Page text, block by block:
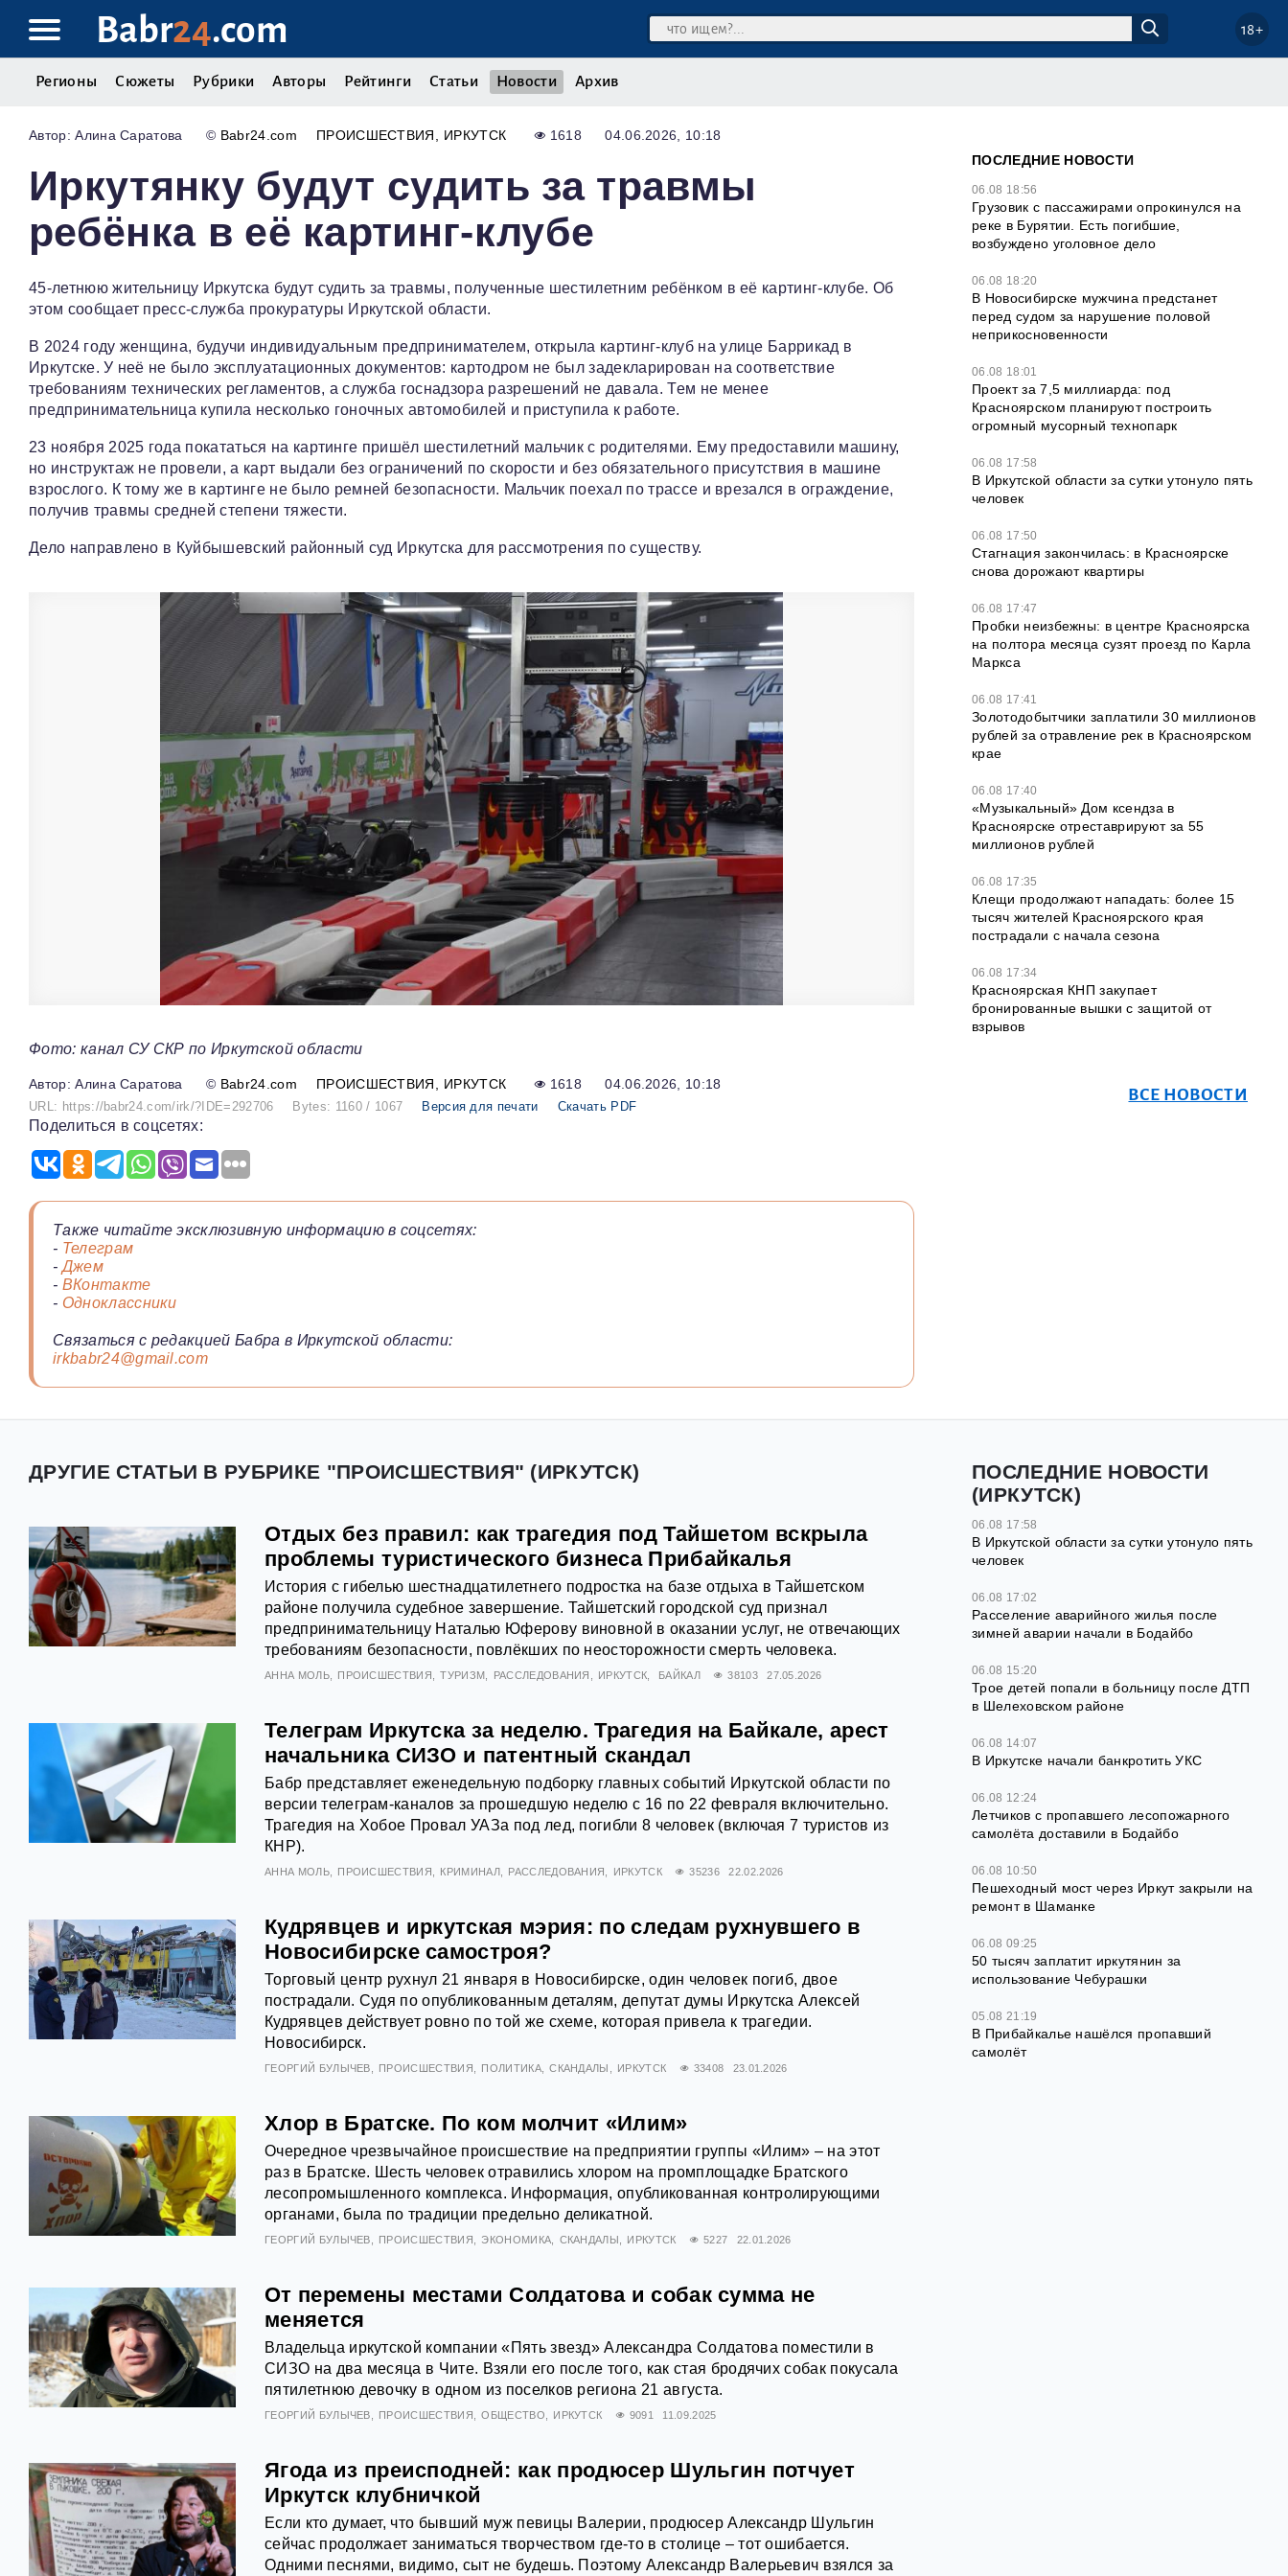
Babr24.com 18+
Регионы Сюжеты Рубрики Авторы Рейтинги Статьи Новости Архив
Алина Саратова © Babr24.com ПРОИСШЕСТВИЯ ИРКУТСК 1618 04.06.2026, 10:18
Иркутянку будут судить за травмы
ребёнка в её картинг‑клубе
45‑летнюю жительницу Иркутска будут судить за травмы, полученные шестилетним ребёнком в её картинг‑клубе. Об
этом сообщает пресс‑служба прокуратуры Иркутской области.
В 2024 году женщина, будучи индивидуальным предпринимателем, открыла картинг‑клуб на улице Баррикад в
Иркутске. У неё не было эксплуатационных документов: картодром не был задекларирован на соответствие
требованиям технических регламентов, а служба госнадзора разрешений не давала. Тем не менее
предпринимательница купила несколько гоночных автомобилей и приступила к работе.
23 ноября 2025 года покататься на картинге пришёл шестилетний мальчик с родителями. Ему предоставили машину,
но инструктаж не провели, а карт выдали без ограничений по скорости и без обязательного присутствия в машине
взрослого. К тому же в картинге не было ремней безопасности. Мальчик поехал по трассе и врезался в ограждение,
получив травмы средней степени тяжести.
Дело направлено в Куйбышевский районный суд Иркутска для рассмотрения по существу.
Фото: канал СУ СКР по Иркутской области
Алина Саратова © Babr24.com ПРОИСШЕСТВИЯ ИРКУТСК 1618 04.06.2026, 10:18
URL: https://babr24.com/irk/?IDE=292706 Bytes: 1160 / 1067 Версия для печати Скачать PDF
Поделиться в соцсетях:
Также читайте эксклюзивную информацию в соцсетях:
- Телеграм
-Джем
- ВКонтакте
- Одноклассники
Связаться с редакцией Бабра в Иркутской области:
irkbabr24@gmail.com
ПОСЛЕДНИЕ НОВОСТИ
06.08 18:56
Грузовик с пассажирами опрокинулся на
реке в Бурятии. Есть погибшие,
возбуждено уголовное дело
06.08 18:20
В Новосибирске мужчина предстанет
перед судом за нарушение половой
неприкосновенности
06.08 18:01
Проект за 7,5 миллиарда: под
Красноярском планируют построить
огромный мусорный технопарк
06.08 17:58
В Иркутской области за сутки утонуло пять
человек
06.08 17:50
Стагнация закончилась: в Красноярске
снова дорожают квартиры
06.08 17:47
Пробки неизбежны: в центре Красноярска
на полтора месяца сузят проезд по Карла
Маркса
06.08 17:41
Золотодобытчики заплатили 30 миллионов
рублей за отравление рек в Красноярском
крае
06.08 17:40
«Музыкальный» Дом ксендза в
Красноярске отреставрируют за 55
миллионов рублей
06.08 17:35
Клещи продолжают нападать: более 15
тысяч жителей Красноярского края
пострадали с начала сезона
06.08 17:34
Красноярская КНП закупает
бронированные вышки с защитой от
взрывов
ВСЕ НОВОСТИ
ДРУГИЕ СТАТЬИ В РУБРИКЕ "ПРОИСШЕСТВИЯ" (ИРКУТСК)
Отдых без правил: как трагедия под Тайшетом вскрыла
проблемы туристического бизнеса Прибайкалья
История с гибелью шестнадцатилетнего подростка на базе отдыха в Тайшетском
районе получила судебное завершение. Тайшетский городской суд признал
предпринимательницу Наталью Юферову виновной в оказании услуг, не отвечающих
требованиям безопасности, повлёкших по неосторожности смерть человека.
АННА МОЛЬ ПРОИСШЕСТВИЯ ТУРИЗМ РАССЛЕДОВАНИЯ ИРКУТСК БАЙКАЛ 38103 27.05.2026
Телеграм Иркутска за неделю. Трагедия на Байкале, арест
начальника СИЗО и патентный скандал
Бабр представляет еженедельную подборку главных событий Иркутской области по
версии телеграм-каналов за прошедшую неделю с 16 по 22 февраля включительно.
Трагедия на Хобое Провал УАЗа под лед, погибли 8 человек (включая 7 туристов из
КНР).
АННА МОЛЬ ПРОИСШЕСТВИЯ КРИМИНАЛ РАССЛЕДОВАНИЯ ИРКУТСК 35236 22.02.2026
Кудрявцев и иркутская мэрия: по следам рухнувшего в
Новосибирске самостроя?
Торговый центр рухнул 21 января в Новосибирске, один человек погиб, двое
пострадали. Судя по опубликованным деталям, депутат думы Иркутска Алексей
Кудрявцев действует ровно по той же схеме, которая привела к трагедии.
Новосибирск.
ГЕОРГИЙ БУЛЫЧЕВ ПРОИСШЕСТВИЯ ПОЛИТИКА СКАНДАЛЫ ИРКУТСК 33408 23.01.2026
Хлор в Братске. По ком молчит «Илим»
Очередное чрезвычайное происшествие на предприятии группы «Илим» – на этот
раз в Братске. Шесть человек отравились хлором на промплощадке Братского
лесопромышленного комплекса. Информация, опубликованная контролирующими
органами, была по традиции предельно деликатной.
ГЕОРГИЙ БУЛЫЧЕВ ПРОИСШЕСТВИЯ ЭКОНОМИКА СКАНДАЛЫ ИРКУТСК 5227 22.01.2026
От перемены местами Солдатова и собак сумма не
меняется
Владельца иркутской компании «Пять звезд» Александра Солдатова поместили в
СИЗО на два месяца в Чите. Взяли его после того, как стая бродячих собак покусала
пятилетнюю девочку в одном из поселков региона 21 августа.
ГЕОРГИЙ БУЛЫЧЕВ ПРОИСШЕСТВИЯ ОБЩЕСТВО ИРКУТСК 9091 11.09.2025
Ягода из преисподней: как продюсер Шульгин потчует
Иркутск клубничкой
Если кто думает, что бывший муж певицы Валерии, продюсер Александр Шульгин
сейчас продолжает заниматься творчеством где-то в столице – тот ошибается.
Одними песнями, видимо, сыт не будешь. Поэтому Александр Валерьевич взялся за
ПОСЛЕДНИЕ НОВОСТИ
(ИРКУТСК)
06.08 17:58
В Иркутской области за сутки утонуло пять
человек
06.08 17:02
Расселение аварийного жилья после
зимней аварии начали в Бодайбо
06.08 15:20
Трое детей попали в больницу после ДТП
в Шелеховском районе
06.08 14:07
В Иркутске начали банкротить УКС
06.08 12:24
Летчиков с пропавшего лесопожарного
самолёта доставили в Бодайбо
06.08 10:50
Пешеходный мост через Иркут закрыли на
ремонт в Шаманке
06.08 09:25
50 тысяч заплатит иркутянин за
использование Чебурашки
05.08 21:19
В Прибайкалье нашёлся пропавший
самолёт